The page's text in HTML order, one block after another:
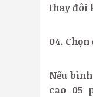
thay đôi
04.
Nếu
cao 05